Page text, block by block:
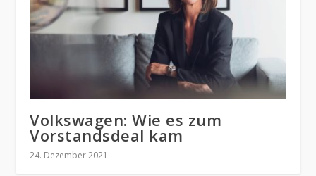
Volkswagen: Wie es zum
Vorstandsdeal kam
24. Dezember 2021